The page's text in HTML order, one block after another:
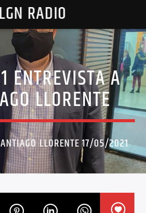
LGN RADIO
ENTREVISTA A
LLORENTE
LLORENTE 17/05/2021